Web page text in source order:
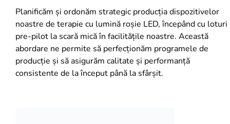
Planificăm și ordonăm strategic producția dispozitivelor
noastre de terapie cu lumină roșie LED, începând cu loturi
pre-pilot la scară mică în facilitățile noastre. Această
abordare ne permite să perfecționăm programele de
producție și să asigurăm calitate și performanță
consistente de la început până la sfârșit.